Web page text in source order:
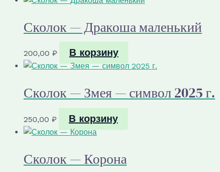
Сколок — Дракоша маленький
200,00 ₽ В корзину
Сколок — Змея — символ 2025 г.
250,00 ₽ В корзину
Сколок — Корона